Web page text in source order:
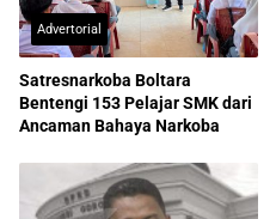
Advertorial
Satresnarkoba Boltara
Bentengi 153 Pelajar SMK dari
Ancaman Bahaya Narkoba